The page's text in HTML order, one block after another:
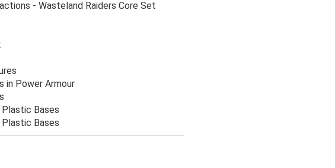
- Wasteland Raiders Core Set
in Power Armour
Bases
Bases